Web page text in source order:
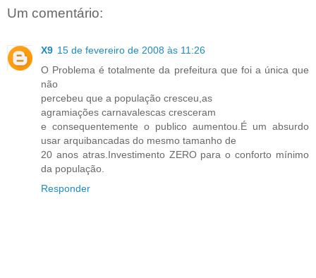
Um comentário:
X9 15 de fevereiro de 2008 às 11:26
O Problema é totalmente da prefeitura que foi a única que
não
percebeu que a população cresceu,as
agramiações carnavalescas cresceram
e consequentemente o publico aumentou.É um absurdo
usar arquibancadas do mesmo tamanho de
20 anos atras.Investimento ZERO para o conforto mínimo
da população.
Responder